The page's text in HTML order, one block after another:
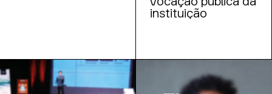
instituição